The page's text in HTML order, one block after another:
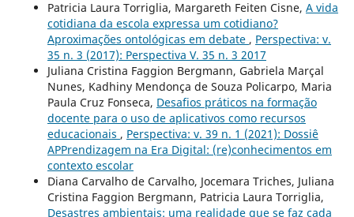
Patricia Laura Torriglia, Margareth Feiten Cisne, A vida
cotidiana da escola expressa um cotidiano?
Aproximações ontológicas em debate , Perspectiva: v.
35 n. 3 (2017): Perspectiva V. 35 n. 3 2017
Juliana Cristina Faggion Bergmann, Gabriela Marçal
Nunes, Kadhiny Mendonça de Souza Policarpo, Maria
Paula Cruz Fonseca, Desafios práticos na formação
docente para o uso de aplicativos como recursos
educacionais , Perspectiva: v. 39 n. 1 (2021): Dossiê
APPrendizagem na Era Digital: (re)conhecimentos em
contexto escolar
Diana Carvalho de Carvalho, Jocemara Triches, Juliana
Cristina Faggion Bergmann, Patricia Laura Torriglia,
Desastres ambientais: uma realidade que se faz cada